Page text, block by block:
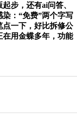
步，还有ai问答、
：“免费”两个字写
点一下，好比拆修公
在用金蝶多年，功能